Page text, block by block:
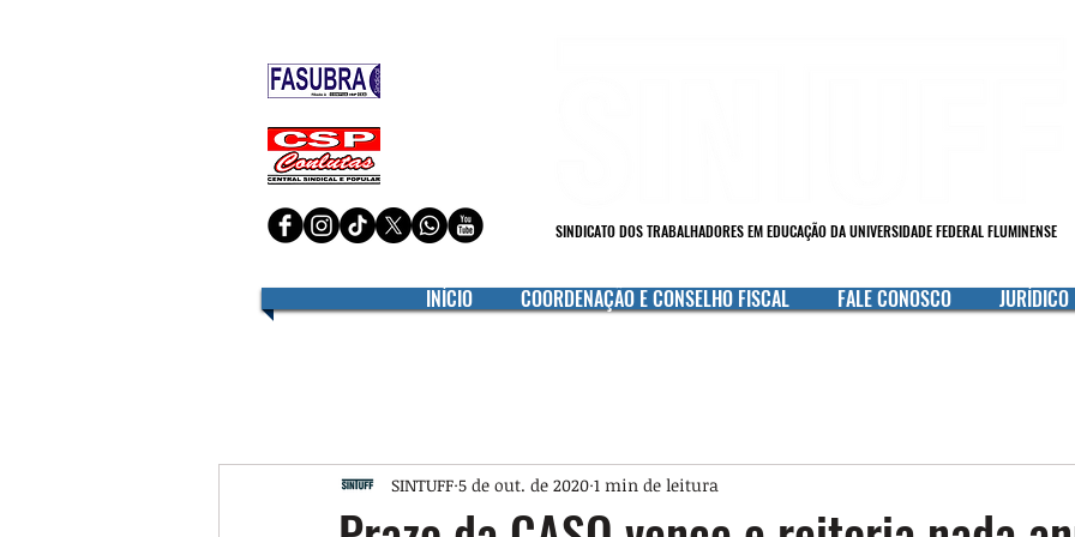
SINDICATO DOS TRABALHADORES EM EDUCAÇÃO DA UNIVERSIDADE FEDERAL FLUMINENSE
INÍCIO COORDENAÇÃO E CONSELHO FISCAL FALE CONOSCO JURÍDICO
SINTUFF 5 de out. de 2020 1 min de leitura